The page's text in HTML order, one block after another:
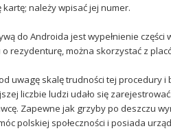
kartę; należy wpisać jej numer.
do Androida jest wypełnienie
rezydenturę, można skorzystać z
uwagę skalę trudności tej procedury
liczbie ludzi udało się
Zapewne jak grzyby po deszczu
polskiej społeczności i posiada